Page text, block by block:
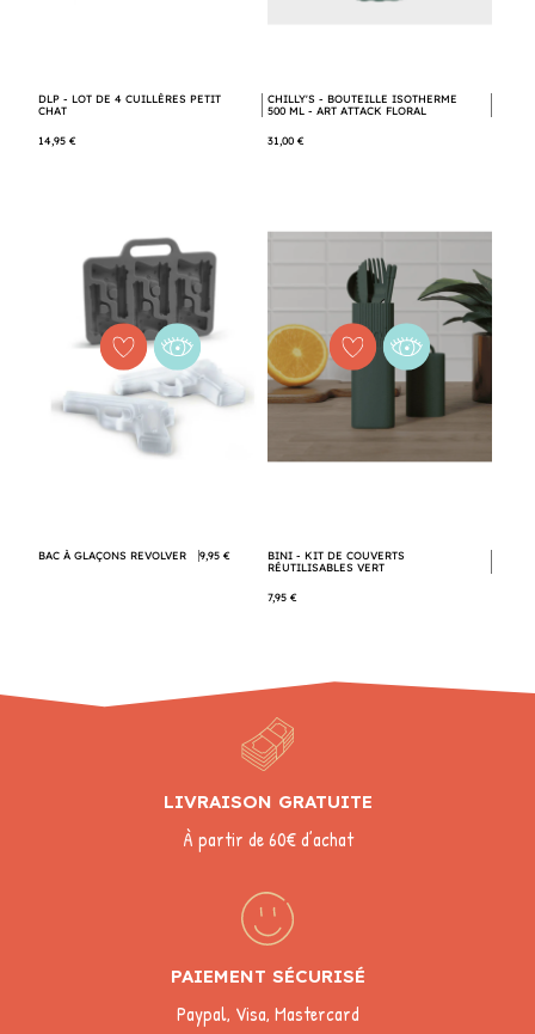
DLP - LOT DE 4 CUILLÈRES PETIT
CHAT
14,95 €
CHILLY'S - BOUTEILLE ISOTHERME
500 ML - ART ATTACK FLORAL
31,00 €
BAC À GLAÇONS REVOLVER 9,95 €
BINI - KIT DE COUVERTS
RÉUTILISABLES VERT
7,95 €
LIVRAISON GRATUITE
À partir de 60€ d’achat
PAIEMENT SÉCURISÉ
Paypal, Visa, Mastercard